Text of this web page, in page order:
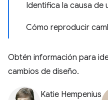
Identifica la causa de
Cómo reproducir
Obtén información para
cambios de diseño.
Katie Hempenius